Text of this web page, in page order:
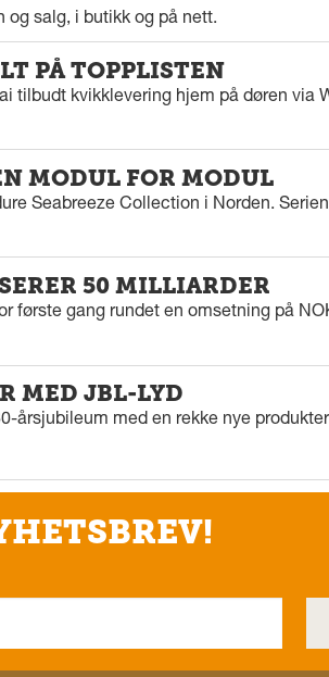
og salg, i butikk og på nett.
PÅ TOPPLISTEN
tilbudt kvikklevering hjem på døren via
MODUL FOR MODUL
Seabreeze Collection i Norden.
50 MILLIARDER
første gang rundet en omsetning på
MED JBL-LYD
årsjubileum med en rekke nye